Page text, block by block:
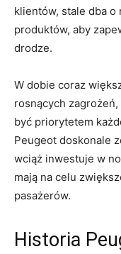
klientów, stale dba
produktów, aby
drodze.
W dobie ⁢coraz
rosnących
być priorytetem‌
Peugeot doskonale
wciąż​ inwestuje w
mają na celu
‌pasażerów.
Historia